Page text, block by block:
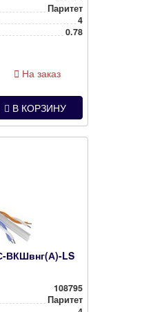
Паритет
4
0.78
На заказ
В КОРЗИНУ
ВКШвнг(А)-LS
108795
Паритет